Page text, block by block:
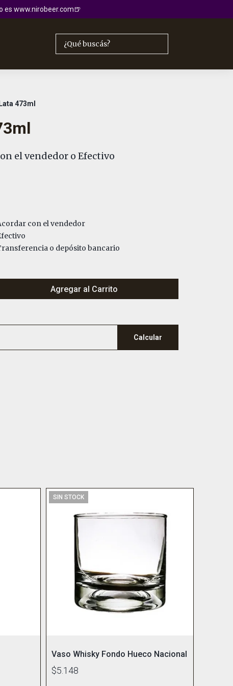
es www.nirobeer.com🍺
473ml
el vendedor o Efectivo
con el vendedor
o depósito bancario
Agregar al Carrito
Calcular
SIN STOCK
Vaso Whisky Fondo Hueco Nacional
$5.148